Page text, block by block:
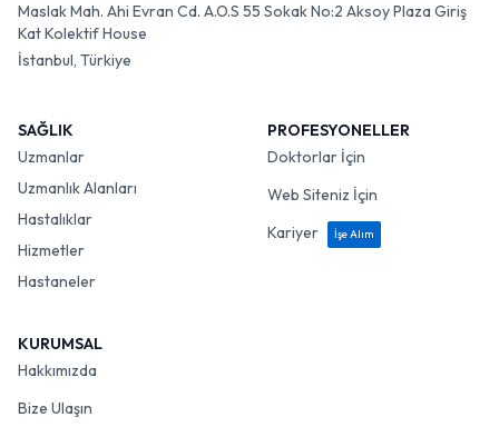
Maslak Mah. Ahi Evran Cd. A.O.S 55 Sokak No:2 Aksoy Plaza Giriş
Kat Kolektif House
İstanbul, Türkiye
SAĞLIK
Uzmanlar
Uzmanlık Alanları
Hastalıklar
Hizmetler
Hastaneler
PROFESYONELLER
Doktorlar İçin
Web Siteniz İçin
Kariyer
İşe Alım
KURUMSAL
Hakkımızda
Bize Ulaşın